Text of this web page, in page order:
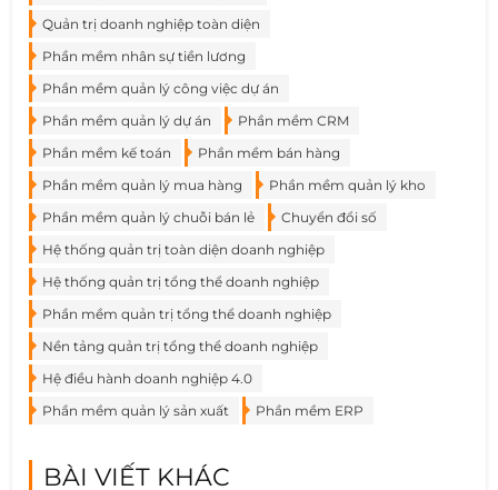
Quản trị doanh nghiệp toàn diện
Phần mềm nhân sự tiền lương
Phần mềm quản lý công việc dự án
Phần mềm quản lý dự án
Phần mềm CRM
Phần mềm kế toán
Phần mềm bán hàng
Phần mềm quản lý mua hàng
Phần mềm quản lý kho
Phần mềm quản lý chuỗi bán lẻ
Chuyển đổi số
Hệ thống quản trị toàn diện doanh nghiệp
Hệ thống quản trị tổng thể doanh nghiệp
Phần mềm quản trị tổng thể doanh nghiệp
Nền tảng quản trị tổng thể doanh nghiệp
Hệ điều hành doanh nghiệp 4.0
Phần mềm quản lý sản xuất
Phần mềm ERP
BÀI VIẾT KHÁC